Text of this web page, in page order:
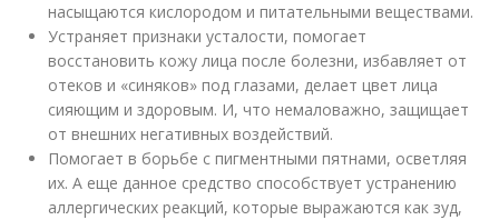
насыщаются кислородом и питательными веществами.
Устраняет признаки усталости, помогает
восстановить кожу лица после болезни, избавляет от
отеков и «синяков» под глазами, делает цвет лица
сияющим и здоровым. И, что немаловажно, защищает
от внешних негативных воздействий.
Помогает в борьбе с пигментными пятнами, осветляя
их. А еще данное средство способствует устранению
аллергических реакций, которые выражаются как зуд,